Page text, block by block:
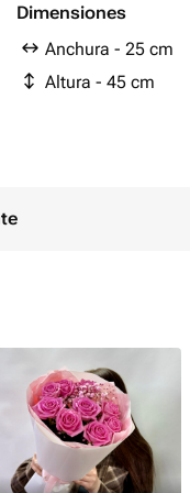
Dimensiones
Anchura - 25 cm
Altura - 45 cm